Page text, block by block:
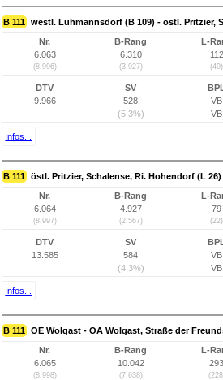
B 111 westl. Lühmannsdorf (B 109) - östl. Pritzier,
Nr.
6.063
(8.996)
B-Rang
6.310
(3.927)
L-
112
(49)
DTV
9.966
SV
528
(5,3%)
VB
VB
Infos...
B 111 östl. Pritzier, Schalense, Ri. Hohendorf (L
Nr.
6.064
(8.997)
B-Rang
4.927
(2.567)
L-
79
(22)
DTV
13.585
SV
584
(4,3%)
VB
VB
Infos...
B 111 OE Wolgast - OA Wolgast, Straße der
Nr.
6.065
(8.998)
B-Rang
10.042
(7.638)
L-
293